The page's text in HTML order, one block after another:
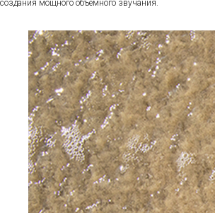
создания мощного объёмного звучания.